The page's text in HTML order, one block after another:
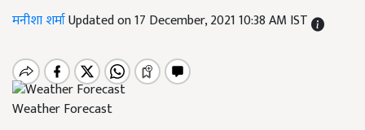
मनीशा शर्माUpdated on 17 December, 2021 10:38 AM IST
Weather Forecast